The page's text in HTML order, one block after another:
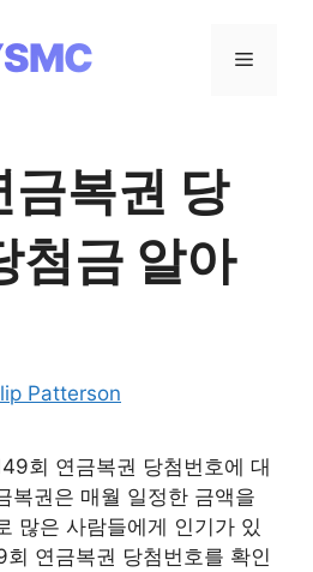
Menu
복권 당
첨금 알아
Patterson
회 연금복권 당첨번호에 대
복권은 매월 일정한 금액을
많은 사람들에게 인기가 있
연금복권 당첨번호를 확인